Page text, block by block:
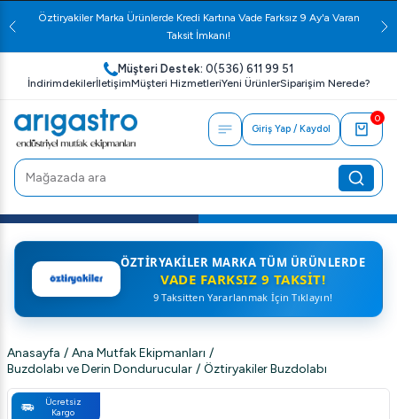
Öztiryakiler Marka Ürünlerde Kredi Kartına Vade Farksız 9 Ay'a Varan
Taksit İmkanı!
Müşteri Destek: 0(536) 611 99 51
İndirimdekilerİletişimMüşteri HizmetleriYeni ÜrünlerSiparişim Nerede?
Giriş Yap / Kaydol
0
ÖZTIRYAKILER MARKA TÜM ÜRÜNLERDE
VADE FARKSIZ 9 TAKSIT!
9 Taksitten Yararlanmak İçin Tıklayın!
Anasayfa / Ana Mutfak Ekipmanları /
Buzdolabı ve Derin Dondurucular / Öztiryakiler Buzdolabı
Ücretsiz
Kargo